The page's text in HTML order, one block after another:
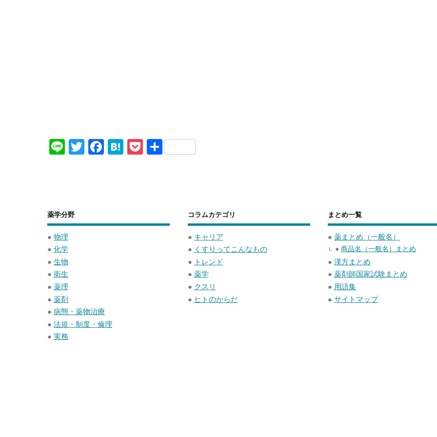
Li
T
F
o
H
P 共
薬学分野
● 物理
● 化学
● 生物
● 衛生
● 薬理
● 薬剤
● 病態・薬物治療
● 法規・制度・倫理
● 実務
コラムカテゴリ
● キャリア
● くすりってこんなもの
● トレンド
● 薬学
● クスリ
● ヒトのからだ
まとめ一覧
● 薬まとめ（一般名）
● 商品名（一般名）まとめ
● 漢方まとめ
● 薬剤師国家試験まとめ
● 用語集
● サイトマップ